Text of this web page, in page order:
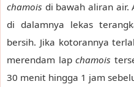
chamois di bawah aliran air.
di dalamnya lekas
bersih. Jika kotorannya
merendam lapchamois
30 menit hingga 1 jam